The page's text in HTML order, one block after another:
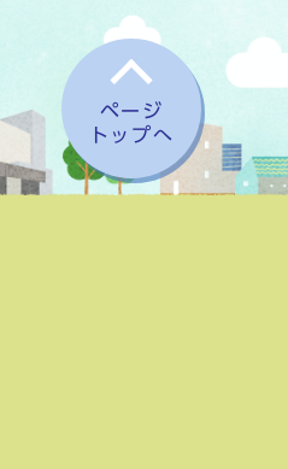
ページ
トップへ